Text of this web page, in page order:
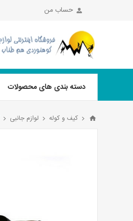
حساب من
دسته بندی های محصولات
کیف و کوله لوازم جانبی